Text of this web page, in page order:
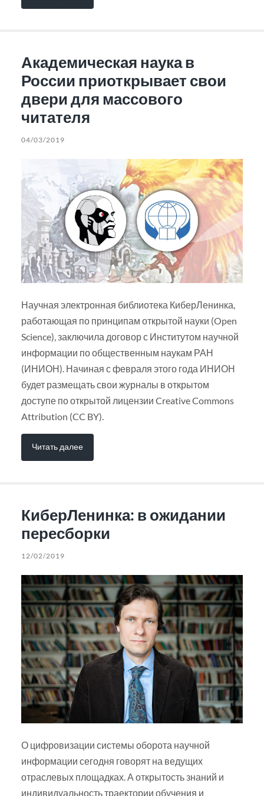
Академическая наука в
России приоткрывает свои
двери для массового
читателя
04/03/2019
Научная электронная библиотека КиберЛенинка,
работающая по принципам открытой науки (Open
Science), заключила договор с Институтом научной
информации по общественным наукам РАН
(ИНИОН). Начиная с февраля этого года ИНИОН
будет размещать свои журналы в открытом
доступе по открытой лицензии Creative Commons
Attribution (CC BY).
Читать далее
КиберЛенинка: в ожидании
пересборки
12/02/2019
О цифровизации системы оборота научной
информации сегодня говорят на ведущих
отраслевых площадках. А открытость знаний и
индивидуальность траектории обучения и